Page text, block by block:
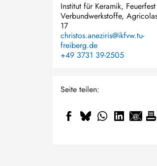
Institut für Keramik,
Verbundwerkstoffe,
17
christos.aneziris@ikfvw.tu-
freiberg.de
+49 3731 39-2505
Seite teilen: